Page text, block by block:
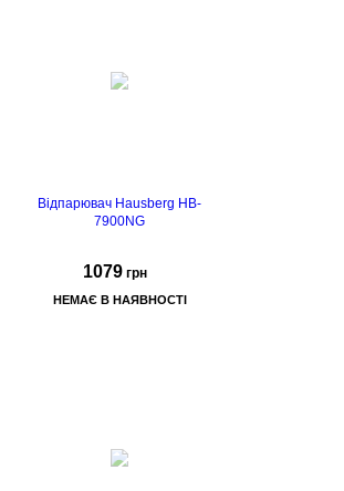
Відпарювач Hausberg HB-
7900NG
1079 грн
НЕМАЄ В НАЯВНОСТІ